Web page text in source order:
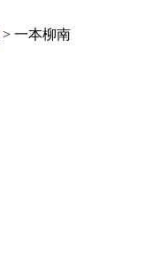
> 一本柳南